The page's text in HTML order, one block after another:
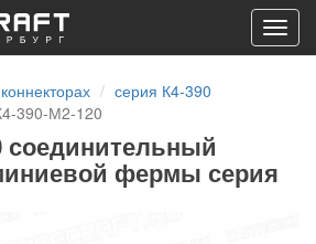
серия К4-390
390-М2-120
соединительный
фермы серия